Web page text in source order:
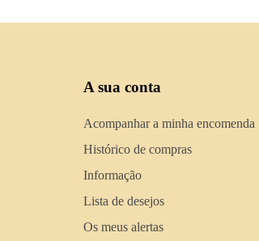
A sua conta
Acompanhar a minha encomenda
Histórico de compras
Informação
Lista de desejos
Os meus alertas